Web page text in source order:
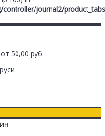
journal2/
50,00 руб.